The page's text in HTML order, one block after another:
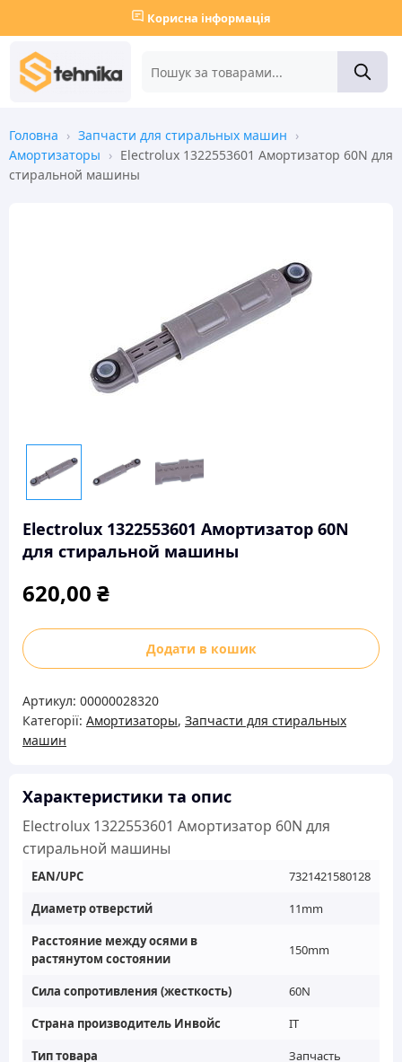
Корисна інформація
Головна › Запчасти для стиральных машин ›
Амортизаторы › Electrolux 1322553601 Амортизатор 60N для
стиральной машины
Electrolux 1322553601 Амортизатор 60N
для стиральной машины
620,00 ₴
Electrolux
1322553601
60N
для
стиральной
кількість
Додати в кошик
Артикул: 00000028320
Категорії: Амортизаторы, Запчасти для стиральных
машин
Характеристики та опис
Electrolux 1322553601 Амортизатор 60N для
стиральной машины
EAN/UPC
7321421580128
Диаметр отверстий
11mm
Расстояние между осями в
растянутом состоянии
150mm
Сила сопротивления (жесткость)
60N
Страна производитель Инвойс
IT
Тип товара
Запчасть